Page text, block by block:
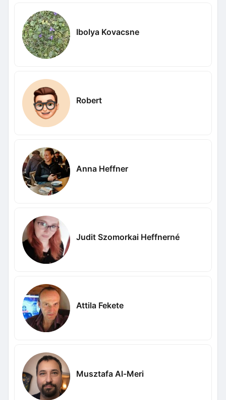
Ibolya Kovacsne
Robert
Anna Heffner
Judit Szomorkai Heffnerné
Attila Fekete
Musztafa Al-Meri